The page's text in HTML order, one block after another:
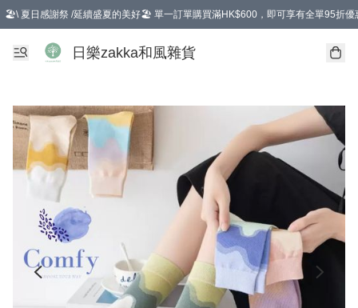
🏖️\ 夏日感謝祭 /延續盛夏的美好🏖️ 單一訂單購買滿HK$600，即可享有全單95折優
選擇GoGoX住宅/工商地址配送，單一訂單消費購物滿HK$680(折扣後），可享有
日樂zakka和風雜貨